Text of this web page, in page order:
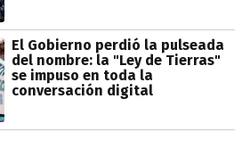
El Gobierno perdió la pulseada
del nombre: la "Ley de Tierras"
se impuso en toda la
conversación digital